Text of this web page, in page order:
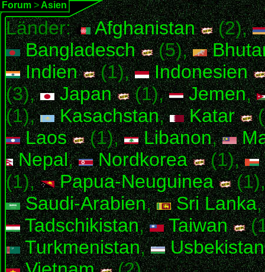
Forum > Asien
Länder: Afghanistan
(2),
Bangladesch
(5),
Indien
(1),
Indonesien
(3),
Japan (1), Jemen,
(1),
Kasachstan, Katar
Laos
(1), Libanon,
Nepal, Nordkorea (1),
(1),
Papua-Neuguinea
Saudi-Arabien, Sri Lanka
Tadschikistan, Taiwan
Turkmenistan, Usbekistan